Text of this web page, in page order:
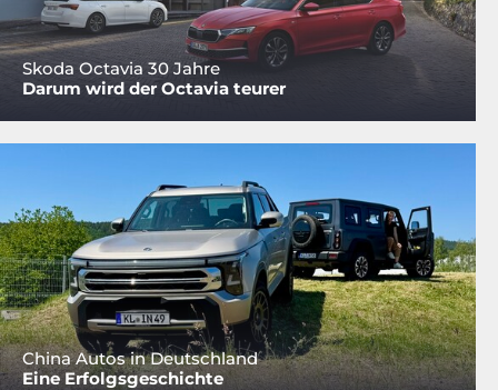
Skoda Octavia 30 Jahre
Darum wird der Octavia teurer
China Autos in Deutschland
Eine Erfolgsgeschichte